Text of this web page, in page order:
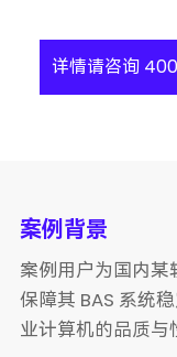
详情请咨询
案例背景
案例用户为国内
保障其 BAS 系统
业计算机的品质与